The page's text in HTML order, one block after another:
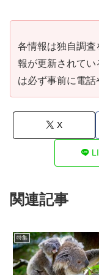
各情報は独自調
報が更新されて
は必ず事前に電話
X
関連記事
特集